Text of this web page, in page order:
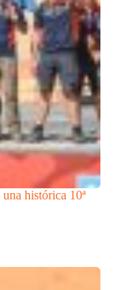
histórica 10ª